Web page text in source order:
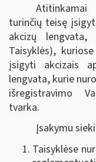
turinčių teisę
akcizų
Taisyklės),
įsigyti akcizais
lengvata, kurie
išregistravimo
tvarka.
Įsakymu
Taisyklėse